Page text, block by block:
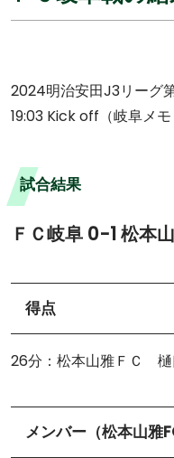
2024明治安田J3リーグ
19:03 Kick off（岐阜メモ
試合結果
ＦＣ岐阜 0-1 松本
得点
26分：松本山雅ＦＣ 樋
メンバー（松本山雅